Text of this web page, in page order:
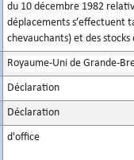
du 10 décembre 1982
déplacements s’effectuent
chevauchants) et des
Royaume-Uni de Grande-
Déclaration
Déclaration
d'office